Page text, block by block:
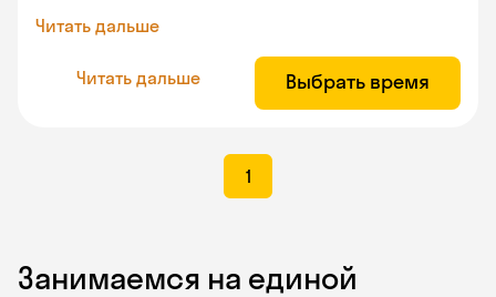
Читать дальше
Читать дальше Выбрать время
1
Занимаемся на единой